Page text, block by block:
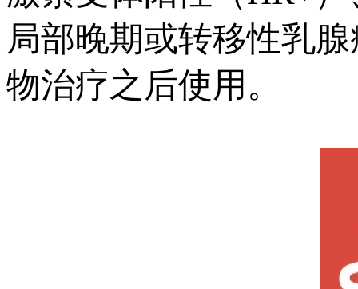
局部晚期或转移性乳
物治疗之后使用。